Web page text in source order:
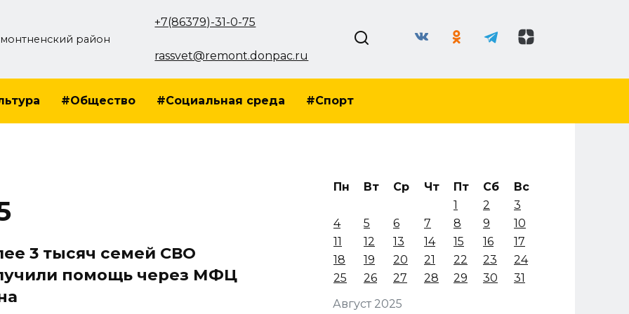
район
+7(86379)-31-0-75
rassvet@remont.donpac.ru
#Общество #Социальная среда #Спорт
3 тысяч семей СВО
помощь через МФЦ
Август 2025
Пн Вт Ср Чт Пт Сб
Вс
1
2
3
4
5 6 7 8 9
10
11
12 13 14 15 16
17
18
19 20 21 22 23
24
25
26 27 28 29 30 31